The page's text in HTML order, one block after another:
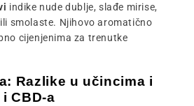
indike nude dublje, slađe mirise,
smolaste. Njihovo aromatično
cijenjenima za trenutke
Razlike u učincima i
CBD-a